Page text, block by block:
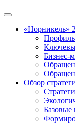
«Норникель»
Бизнес-
Обзор
Базовые